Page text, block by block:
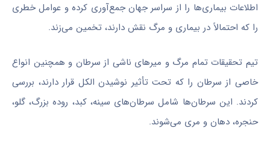
اطلاعات بیماری‌ها را از سراسر جهان جمع‌آوری کرده و عوامل خطری
را که احتمالاً در بیماری و مرگ نقش دارند، تخمین می‌زند.
تیم تحقیقات تمام مرگ و میرهای ناشی از سرطان و همچنین انواع
خاصی از سرطان را که تحت تأثیر نوشیدن الکل قرار دارند، بررسی
کردند. این سرطان‌ها شامل سرطان‌های سینه، کبد، روده بزرگ، گلو،
حنجره، دهان و مری می‌شوند.